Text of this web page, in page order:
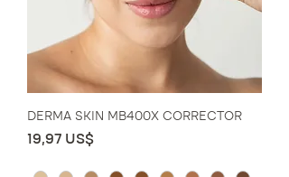
DERMA SKIN MB400X CORRECTOR
Precio
19,97 US$